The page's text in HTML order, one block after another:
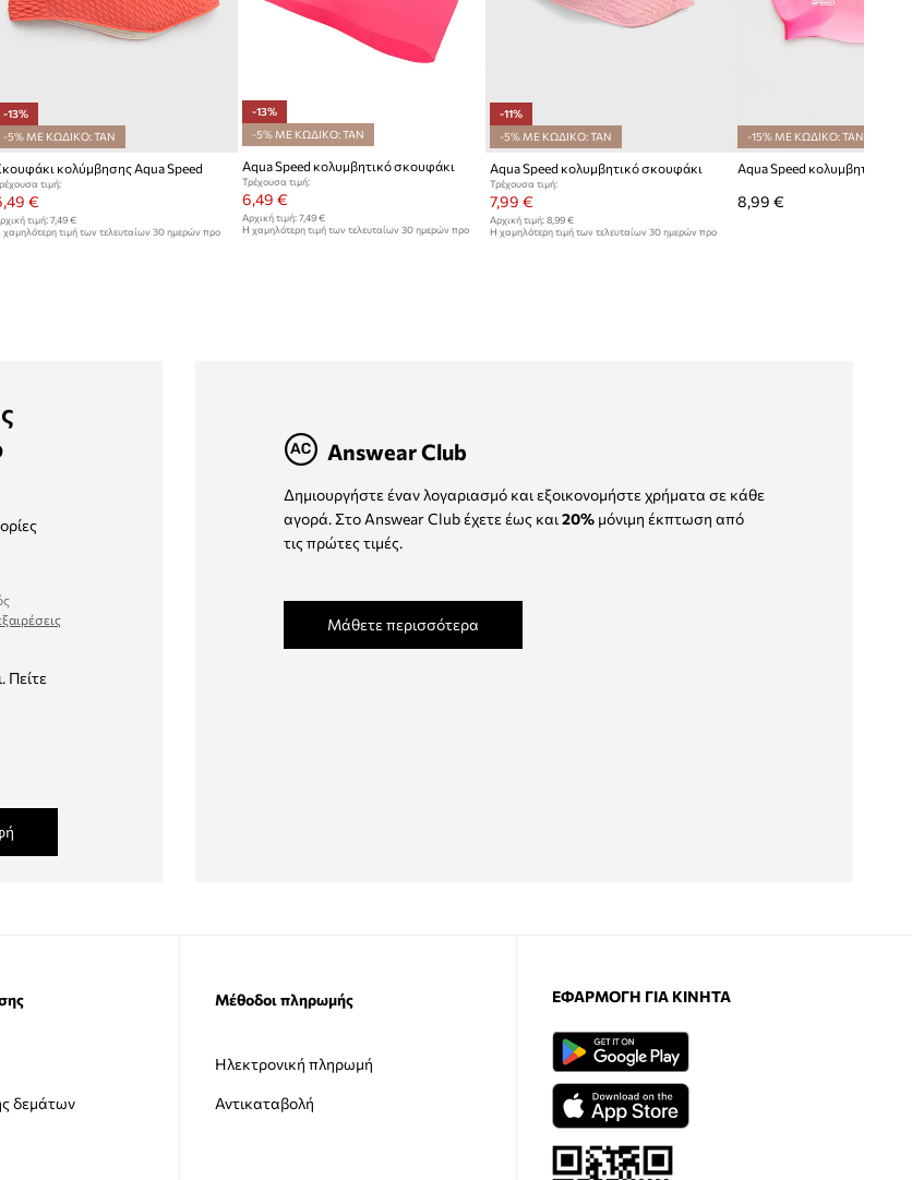
-13%
-5% ΜΕ ΚΩΔΙΚΟ: TAN
κολύμβησης Aqua Speed
τιμή:
€
τιμή: 7,49 €
χαμηλότερη τιμή των τελευταίων 30 ημερών προ
-13%
-5% ΜΕ ΚΩΔΙΚΟ: TAN
Aqua Speed κολυμβητικό σκουφάκι
Τρέχουσα τιμή:
6,49 €
Αρχική τιμή: 7,49 €
Η χαμηλότερη τιμή των τελευταίων 30 ημερών προ
-11%
-5% ΜΕ ΚΩΔΙΚΟ: TAN
Aqua Speed κολυμβητικό σκουφάκι
Τρέχουσα τιμή:
7,99 €
Αρχική τιμή:8,99 €
Η χαμηλότερη τιμή των τελευταίων 30 ημερών προ
-15% ΜΕ ΚΩΔΙΚΟ: TAN
Aqua Speed κολυμβητικό
8,99 €
Πείτε
Answear Club
Δημιουργήστε έναν λογαριασμό και εξοικονομήστε χρήματα σε κάθε
αγορά. Στο Answear Club έχετε έως και 20%μόνιμη έκπτωση από
τις πρώτες τιμές.
Μάθετε περισσότερα
δεμάτων
Μέθοδοι πληρωμής
Ηλεκτρονική πληρωμή
Αντικαταβολή
ΕΦΑΡΜΟΓΉ ΓΙΑ ΚΙΝΗΤΆ